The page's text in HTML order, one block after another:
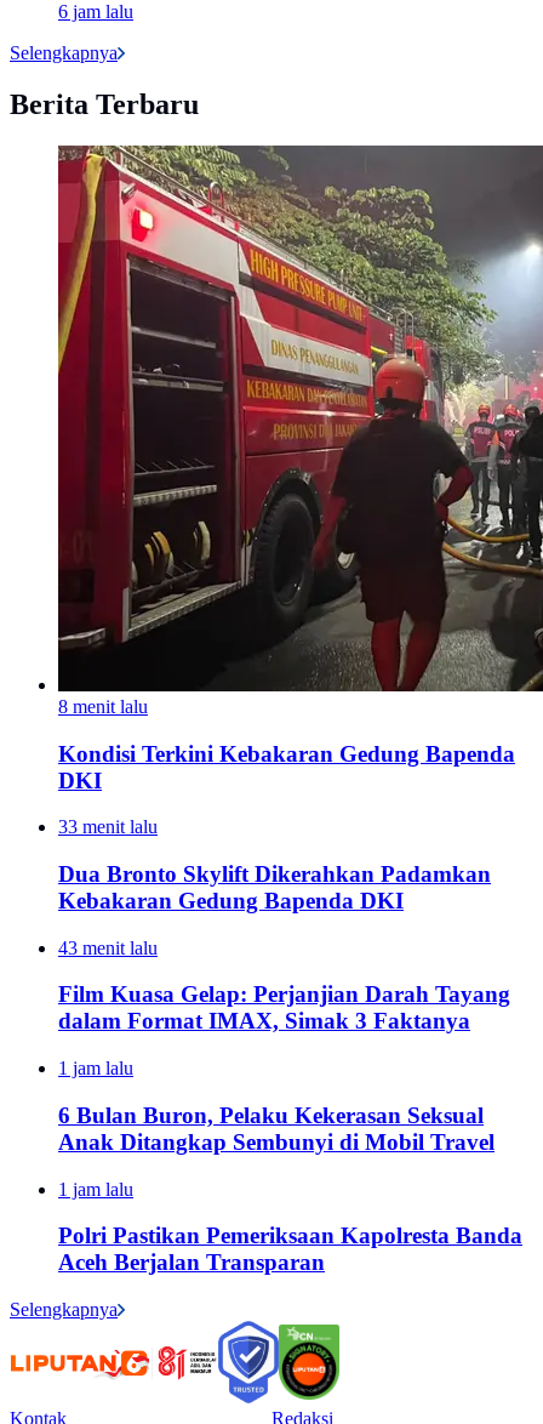
6 jam lalu
Selengkapnya
Berita Terbaru
8 menit lalu
Kondisi Terkini Kebakaran Gedung Bapenda
DKI
33 menit lalu
Dua Bronto Skylift Dikerahkan Padamkan
Kebakaran Gedung Bapenda DKI
43 menit lalu
Film Kuasa Gelap: Perjanjian Darah Tayang
dalam Format IMAX, Simak 3 Faktanya
1 jam lalu
6 Bulan Buron, Pelaku Kekerasan Seksual
Anak Ditangkap Sembunyi di Mobil Travel
1 jam lalu
Polri Pastikan Pemeriksaan Kapolresta Banda
Aceh Berjalan Transparan
Selengkapnya
Kontak Redaksi